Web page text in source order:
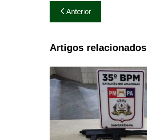
Navegação
de
Post
Anterior
Artigos relacionados